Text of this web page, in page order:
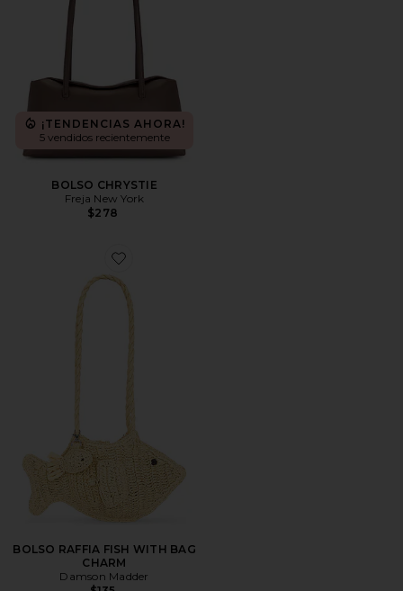
¡TENDENCIAS AHORA!
5 vendidos recientemente
BOLSO CHRYSTIE
Freja New York
$278
Favorite BOLSO RAFFIA FISH WITH BAG CHARM
BOLSO RAFFIA FISH WITH BAG
CHARM
Damson Madder